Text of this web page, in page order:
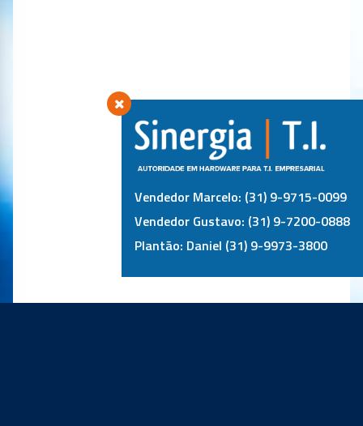
Vendedor Marcelo: (31) 9-9715-0099
Vendedor Gustavo: (31) 9-7200-0888
Plantão: Daniel (31) 9-9973-3800